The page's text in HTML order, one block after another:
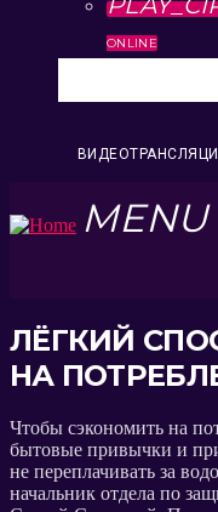
ONLINE
MENU
ЛЁГКИЙ
НА
Чтобы сэкономить на
бытовые привычки и
не переплачивать за
начальник отдела по